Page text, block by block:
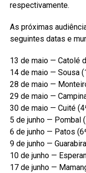
respectivamente.
As próximas
seguintes datas e
13 de maio — Catolé
14 de maio — Sousa
28 de maio —
29 de maio —
30 de maio — Cuité
5 de junho — Pombal
6 de junho — Patos
9 de junho —
10 de junho —
17 de junho —